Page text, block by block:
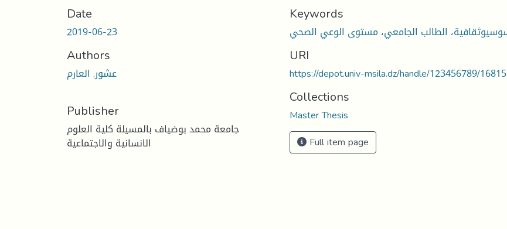
Date
2019-06-23
Authors
عشور, العارم
Publisher
جامعة محمد بوضياف بالمسيلة كلية العلوم
الانسانية والاجتماعية
Keywords
URI
https://depot.univ-msila.dz/handle/123456789/16815
Collections
Master Thesis
Full item page